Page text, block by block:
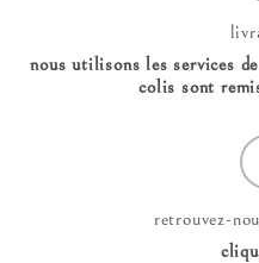
nous utilisons les services
colis sont
retrouvez-